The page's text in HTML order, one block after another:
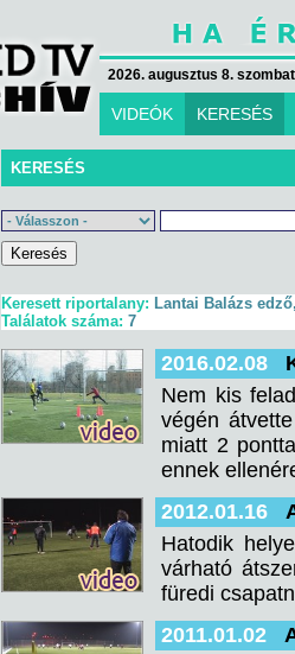
2026. augusztus 8.
VIDEÓK KERESÉS
KERESÉS
Keresett riportalany: Lantai Balázs
Találatok száma: 7
2016.02.08
Nem kis
végén
miatt 2
ennek
2012.01.16
Hatodik
várható
füredi
2011.01.02